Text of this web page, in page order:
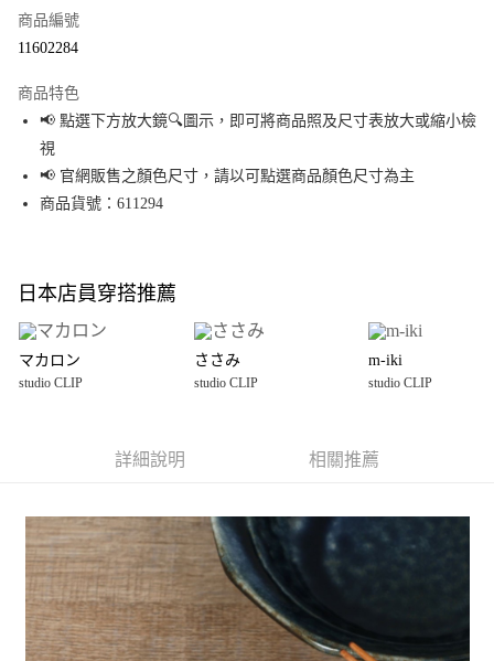
Apple Pay
街口支付
悠遊付
全盈+PAY
大哥付你分期
【大哥付你分期使用說明】
1.本服務由台灣大哥大提供，台灣大哥大用戶可立即使用無須另外申請。
3.實際核准額度、可分期數及費用金額請依後續交易確認頁面所載為準。
法說明評估內容。
【繳款方式說明】
1.分期款項不併入電信帳單，「大哥付你分期」於每月結算日後寄送繳費提
醒簡訊。
2.透過簡訊連結打開帳單後，可選擇「超商條碼／台灣大直營門市／銀行轉
帳／街口支付／iPASS MONEY」等通路繳費。
AFTEE先享後付
AFTEE先享後付是「在收到商品之後才付款」的支付方式。 讓您購物簡單便
２．便利：只要手機號碼，簡訊認證，即可結帳。
３．安心：先確認商品／服務後，再付款。
【「AFTEE先享後付」結帳流程】
１．於結帳方式選擇「AFTEE先享後付」後，將跳轉至「AFTEE先享後付」
結帳頁面，進行簡訊認證並確認金額後，即可完成結帳。
２．訂單成立數日內，您將收到繳費通知簡訊。
３．收到繳費通知簡訊後14天內，點擊此簡訊中的連結，可透過四大超商／
每筆NT$80，滿NT$1,500(含以上)免運費
付款後 全家取貨
每筆NT$80，滿NT$1,500(含以上)免運費
7-11 取貨付款
商品編號
11602284
商品特色
📢 點選下方放大鏡🔍圖示，即可將商品照及尺寸表放大或縮小檢
視
📢 官網販售之顏色尺寸，請以可點選商品顏色尺寸為主
商品貨號：611294
日本店員穿搭推薦
マカロン
studio CLIP
ささみ
studio CLIP
m-iki
studio CLIP
詳細說明 相關推薦